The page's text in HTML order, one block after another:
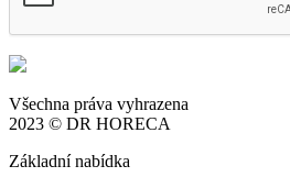
Všechna práva vyhrazena
2023 © DR HORECA
Základní nabídka